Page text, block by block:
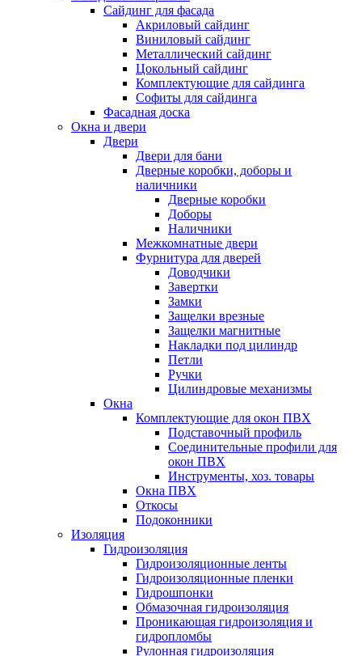
Сайдинг для фасада
Акриловый сайдинг
Виниловый сайдинг
Металлический сайдинг
Цокольный сайдинг
Комплектующие для сайдинга
Софиты для сайдинга
Фасадная доска
Окна и двери
Двери
Двери для бани
Дверные коробки, доборы и
наличники
Дверные коробки
Доборы
Наличники
Межкомнатные двери
Фурнитура для дверей
Доводчики
Завертки
Замки
Защелки врезные
Защелки магнитные
Накладки под цилиндр
Петли
Ручки
Цилиндровые механизмы
Окна
Комплектующие для окон ПВХ
Подставочный профиль
Соединительные профили для
окон ПВХ
Инструменты, хоз. товары
Окна ПВХ
Откосы
Подоконники
Изоляция
Гидроизоляция
Гидроизоляционные ленты
Гидроизоляционные пленки
Гидрошпонки
Обмазочная гидроизоляция
Проникающая гидроизоляция и
гидропломбы
Рулонная гидроизоляция